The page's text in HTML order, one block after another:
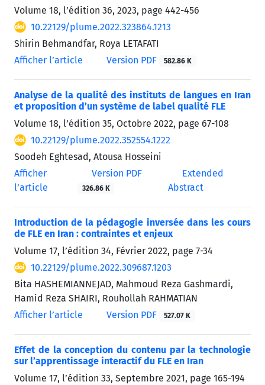
Volume 18, l’édition 36, 2023, page 442-456
10.22129/plume.2022.323864.1213
Shirin Behmandfar, Roya LETAFATI
Afficher l’article
Version PDF 582.86 K
Analyse de la qualité des instituts de langues en Iran
et proposition d’un système de label qualité FLE
Volume 18, l’édition 35, Octobre 2022, page 67-108
10.22129/plume.2022.352554.1222
Soodeh Eghtesad, Atousa Hosseini
Afficher
l’article
Version PDF
326.86 K
Extended
Abstract
Introduction de la pédagogie inversée dans les cours
de FLE en Iran : contraintes et enjeux
Volume 17, l’édition 34, Février 2022, page 7-34
10.22129/plume.2022.309687.1203
Bita HASHEMIANNEJAD, Mahmoud Reza Gashmardi,
Hamid Reza SHAIRI, Rouhollah RAHMATIAN
Afficher l’article
Version PDF 527.07 K
Effet de la conception du contenu par la technologie
sur l’apprentissage interactif du FLE en Iran
Volume 17, l’édition 33, Septembre 2021, page 165-194